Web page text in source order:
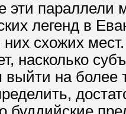
эти параллели
легенд в
схожих
насколько
на более